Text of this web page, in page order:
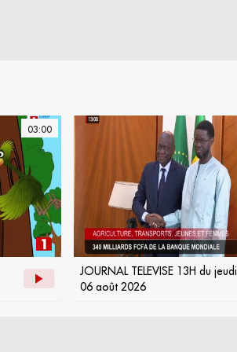
03:00
JOURNAL TELEVISE 13H du jeudi
06 août 2026